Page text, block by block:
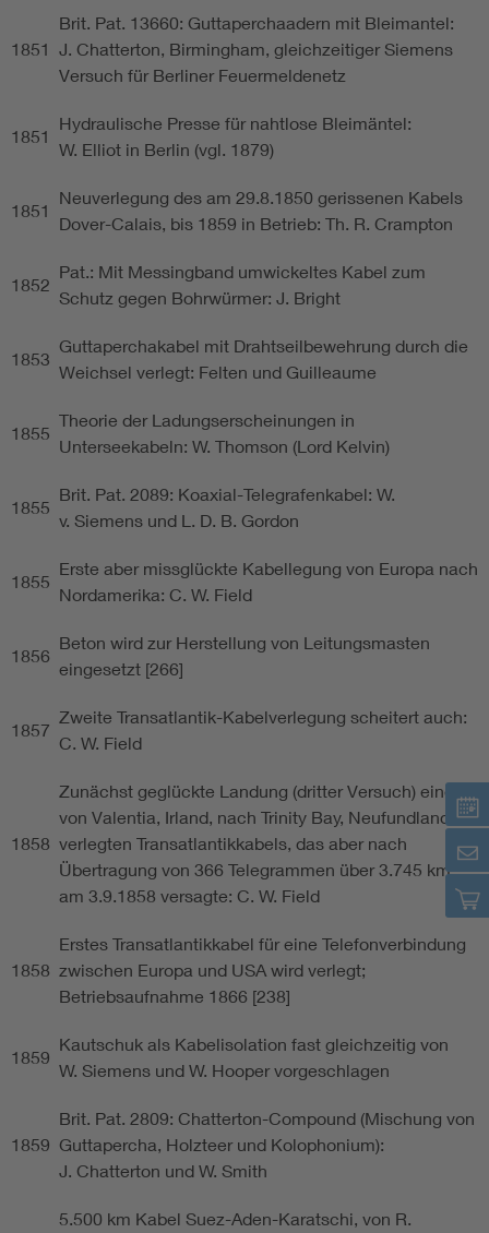
1851
Brit. Pat. 13660: Guttaperchaadern mit Bleimantel:
J. Chatterton, Birmingham, gleichzeitiger Siemens
Versuch für Berliner Feuermeldenetz
1851
Hydraulische Presse für nahtlose Bleimäntel:
W. Elliot in Berlin (vgl. 1879)
1851
Neuverlegung des am 29.8.1850 gerissenen Kabels
Dover-Calais, bis 1859 in Betrieb: Th. R. Crampton
1852
Pat.: Mit Messingband umwickeltes Kabel zum
Schutz gegen Bohrwürmer: J. Bright
1853
Guttaperchakabel mit Drahtseilbewehrung durch die
Weichsel verlegt: Felten und Guilleaume
1855
Theorie der Ladungserscheinungen in
Unterseekabeln: W. Thomson (Lord Kelvin)
1855
Brit. Pat. 2089: Koaxial-Telegrafenkabel: W.
v. Siemens und L. D. B. Gordon
1855
Erste aber missglückte Kabellegung von Europa nach
Nordamerika: C. W. Field
1856
Beton wird zur Herstellung von Leitungsmasten
eingesetzt [266]
1857
Zweite Transatlantik-Kabelverlegung scheitert auch:
C. W. Field
1858
Zunächst geglückte Landung (dritter Versuch) eines
von Valentia, Irland, nach Trinity Bay, Neufundland,
verlegten Transatlantikkabels, das aber nach
Übertragung von 366 Telegrammen über 3.745 km
am 3.9.1858 versagte: C. W. Field
1858
Erstes Transatlantikkabel für eine Telefonverbindung
zwischen Europa und USA wird verlegt;
Betriebsaufnahme 1866 [238]
1859
Kautschuk als Kabelisolation fast gleichzeitig von
W. Siemens und W. Hooper vorgeschlagen
1859
Brit. Pat. 2809: Chatterton-Compound (Mischung von
Guttapercha, Holzteer und Kolophonium):
J. Chatterton und W. Smith
5.500 km Kabel Suez-Aden-Karatschi, von R.